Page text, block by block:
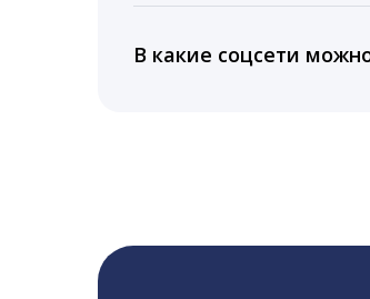
информацию третьим
В какие соцсети